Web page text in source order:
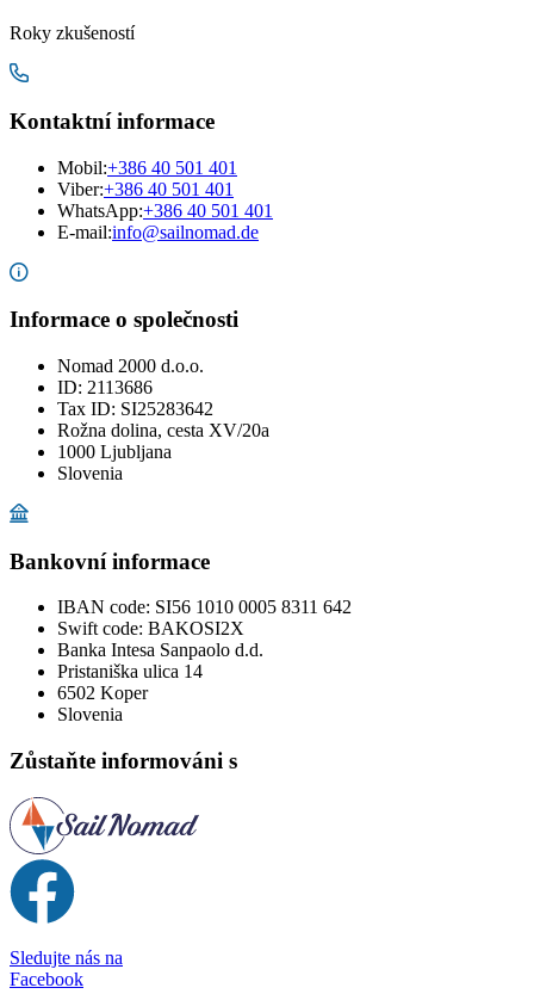
Roky zkušeností
Kontaktní informace
Mobil:+386 40 501 401
Viber:+386 40 501 401
WhatsApp:+386 40 501 401
E-mail:info@sailnomad.de
Informace o společnosti
Nomad 2000 d.o.o.
ID: 2113686
Tax ID: SI25283642
Rožna dolina, cesta XV/20a
1000 Ljubljana
Slovenia
Bankovní informace
IBAN code: SI56 1010 0005 8311 642
Swift code: BAKOSI2X
Banka Intesa Sanpaolo d.d.
Pristaniška ulica 14
6502 Koper
Slovenia
Zůstaňte informováni s
Sledujte nás na
Facebook